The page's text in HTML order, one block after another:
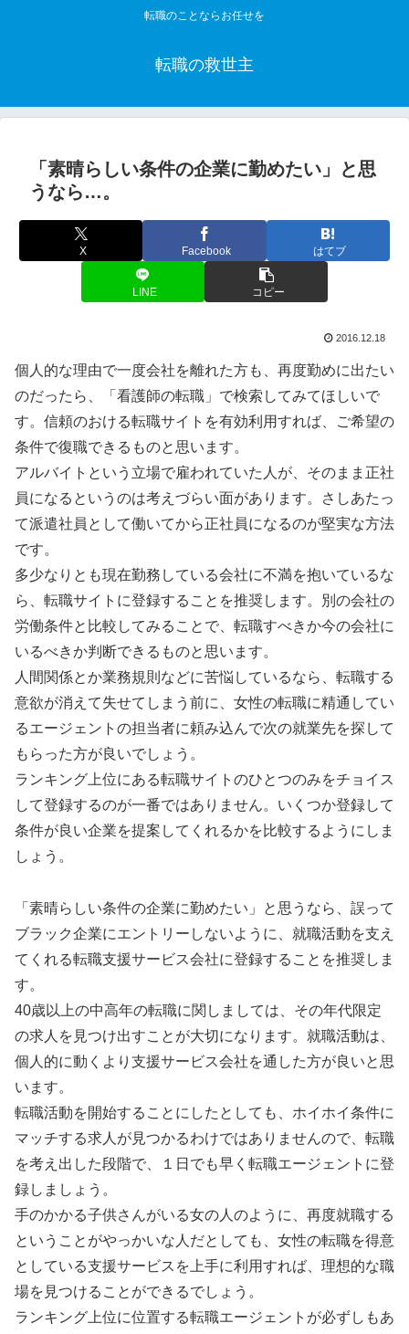
転職のことならお任せを
転職の救世主
「素晴らしい条件の企業に勤めたい」と思
うなら…。
X Facebook はてブ
LINE コピー
2016.12.18
個人的な理由で一度会社を離れた方も、再度勤めに出たい
のだったら、「看護師の転職」で検索してみてほしいで
す。信頼のおける転職サイトを有効利用すれば、ご希望の
条件で復職できるものと思います。
アルバイトという立場で雇われていた人が、そのまま正社
員になるというのは考えづらい面があります。さしあたっ
て派遣社員として働いてから正社員になるのが堅実な方法
です。
多少なりとも現在勤務している会社に不満を抱いているな
ら、転職サイトに登録することを推奨します。別の会社の
労働条件と比較してみることで、転職すべきか今の会社に
いるべきか判断できるものと思います。
人間関係とか業務規則などに苦悩しているなら、転職する
意欲が消えて失せてしまう前に、女性の転職に精通してい
るエージェントの担当者に頼み込んで次の就業先を探して
もらった方が良いでしょう。
ランキング上位にある転職サイトのひとつのみをチョイス
して登録するのが一番ではありません。いくつか登録して
条件が良い企業を提案してくれるかを比較するようにしま
しょう。
「素晴らしい条件の企業に勤めたい」と思うなら、誤って
ブラック企業にエントリーしないように、就職活動を支え
てくれる転職支援サービス会社に登録することを推奨しま
す。
40歳以上の中高年の転職に関しましては、その年代限定
の求人を見つけ出すことが大切になります。就職活動は、
個人的に動くより支援サービス会社を通した方が良いと思
います。
転職活動を開始することにしたとしても、ホイホイ条件に
マッチする求人が見つかるわけではありませんので、転職
を考え出した段階で、１日でも早く転職エージェントに登
録しましょう。
手のかかる子供さんがいる女の人のように、再度就職する
ということがやっかいな人だとしても、女性の転職を得意
としている支援サービスを上手に利用すれば、理想的な職
場を見つけることができるでしょう。
ランキング上位に位置する転職エージェントが必ずしもあ